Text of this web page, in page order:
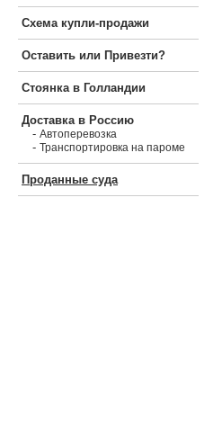
Схема купли-продажи
Оставить или Привезти?
Стоянка в Голландии
Доставка в Россию
- Автоперевозка
- Транспортировка на пароме
Проданные суда